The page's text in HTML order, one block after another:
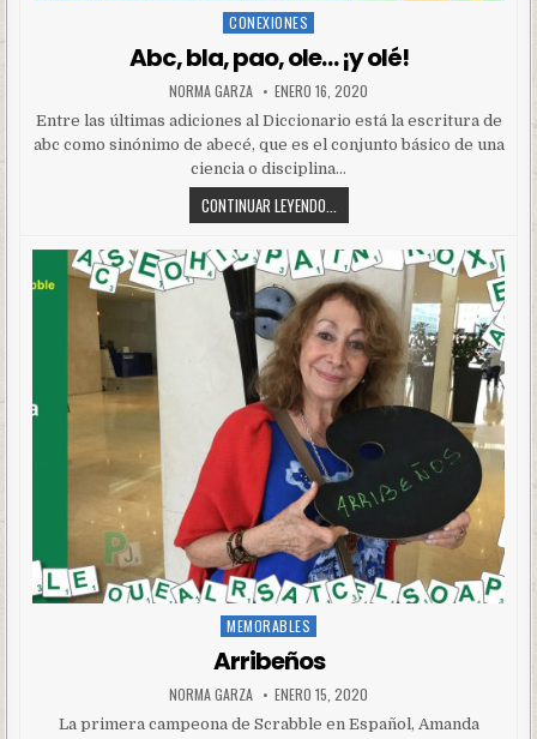
Posted
CONEXIONES
Abc, bla, pao, ole… ¡y olé!
NORMA GARZA ENERO 16, 2020
Entre las últimas adiciones al Diccionario está la escritura de
abc como sinónimo de abecé, que es el conjunto básico de una
ciencia o disciplina…
CONTINUAR LEYENDO...
Posted
in
MEMORABLES
Arribeños
NORMA GARZA ENERO 15, 2020
La primera campeona de Scrabble en Español, Amanda